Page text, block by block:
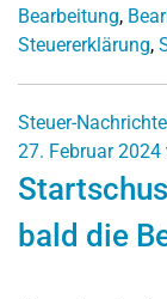
Bearbeitung,
Steuererklärung,
Steuer-
27. Februar 2024
bald die